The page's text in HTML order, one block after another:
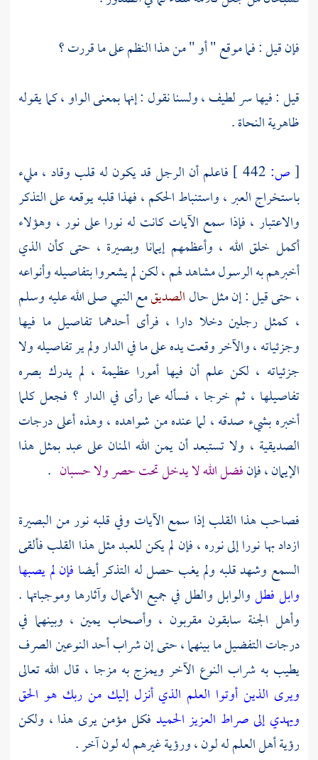
فإن قيل : فما موقع " أو " من هذا النظم على ما قررت ؟
قيل : فيها سر لطيف ، ولسنا نقول : إنها بمعنى الواو ، كما يقوله
ظاهرية النحاة .
[ص:
فاعلم أن الرجل قد يكون له قلب وقاد ، مليء
باستخراج العبر ، واستنباط الحكم ، فهذا قلبه يوقعه على التذكر
والاعتبار ، فإذا سمع الآيات كانت له نورا على نور ، وهؤلاء
أكمل خلق الله ، وأعظمهم إيمانا وبصيرة ، حتى كأن الذي
أخبرهم به الرسول مشاهد لهم ، لكن لم يشعروا بتفاصيله وأنواعه
، حتى قيل : إن مثل حالالصديقمع النبي صلى الله عليه وسلم
، كمثل رجلين دخلا دارا ، فرأى أحدهما تفاصيل ما فيها
وجزئياته ، والآخر وقعت يده على ما في الدار ولم ير تفاصيله ولا
جزئياته ، لكن علم أن فيها أمورا عظيمة ، لم يدرك بصره
تفاصيلها ، ثم خرجا ، فسأله عما رأى في الدار ؟ فجعل كلما
أخبره بشيء صدقه ، لما عنده من شواهده ، وهذه أعلى درجات
الصديقية ، ولا تستبعد أن يمن الله المنان على عبد بمثل هذا
الإيمان ، فإنفضل الله لا يدخل تحت حصر ولا حسبان .
فصاحب هذا القلب إذا سمع الآيات وفي قلبه نور من البصيرة
ازداد بها نورا إلى نوره ، فإن لم يكن للعبد مثل هذا القلب فألقى
السمع وشهد قلبه ولم يغب حصل له التذكر أيضا فإن لم يصبها
وابل فطلوالوابل والطل في جميع الأعمال وآثارها وموجباتها .
وأهل الجنة سابقون مقربون ، وأصحاب يمين ، وبينهما في
درجات التفضيل ما بينهما ، حتى إن شراب أحد النوعين الصرف
يطيب به شراب النوع الآخر ويمزج به مزجا ، قال الله تعالى
ويرى الذين أوتوا العلم الذي أنزل إليك من ربك هو الحق
ويهدي إلى صراط العزيز الحميد فكل مؤمن يرى هذا ، ولكن
رؤية أهل العلم له لون ، ورؤية غيرهم له لون آخر .